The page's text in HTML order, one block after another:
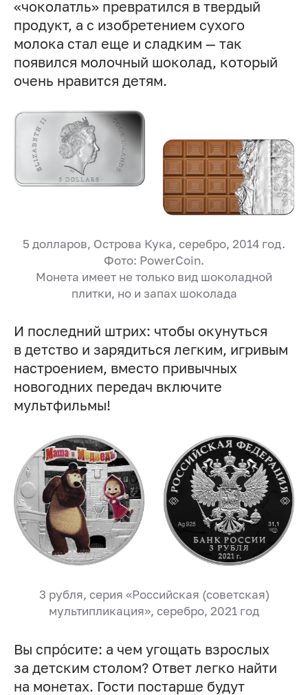
«чоколатль» превратился в твердый
продукт, а с изобретением сухого
молока стал еще и сладким — так
появился молочный шоколад, который
очень нравится детям.
5 долларов, Острова Кука, серебро, 2014 год.
Фото: PowerCoin.
Монета имеет не только вид шоколадной
плитки, но и запах шоколада
И последний штрих: чтобы окунуться
в детство и зарядиться легким, игривым
настроением, вместо привычных
новогодних передач включите
мультфильмы!
3 рубля, серия «Российская (советская)
мультипликация», серебро, 2021 год
Вы спро́сите: а чем угощать взрослых
за детским столом? Ответ легко найти
на монетах. Гости постарше будут